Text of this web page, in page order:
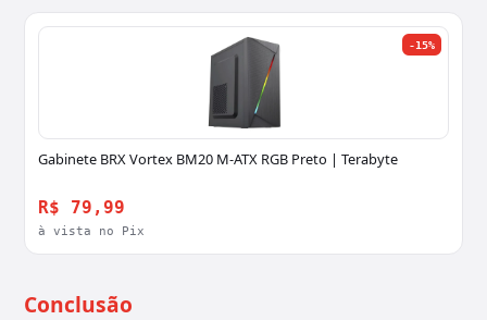
-15%
Gabinete BRX Vortex BM20 M-ATX RGB Preto | Terabyte
R$ 79,99
à vista no Pix
Conclusão